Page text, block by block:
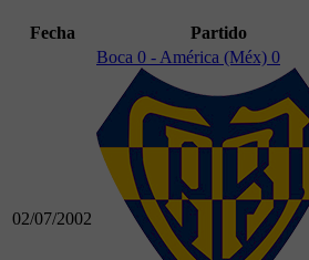
Fecha Partido
02/07/2002
Boca 0 - América (Méx) 0